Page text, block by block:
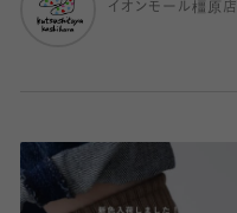
イオンモール橿原店